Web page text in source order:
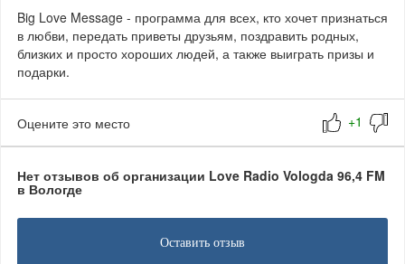
Big Love Message - программа для всех, кто хочет признаться
в любви, передать приветы друзьям, поздравить родных,
близких и просто хороших людей, а также выиграть призы и
подарки.
Оцените это место
Нет отзывов об организации Love Radio Vologda 96,4 FM
в Вологде
Оставить отзыв